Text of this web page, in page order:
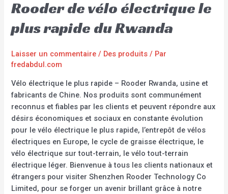
Rooder de vélo électrique le
plus rapide du Rwanda
Laisser un commentaire / Des produits / Par
fredabdul.com
Vélo électrique le plus rapide – Rooder Rwanda, usine et
fabricants de Chine. Nos produits sont communément
reconnus et fiables par les clients et peuvent répondre aux
désirs économiques et sociaux en constante évolution
pour le vélo électrique le plus rapide, l’entrepôt de vélos
électriques en Europe, le cycle de graisse électrique, le
vélo électrique sur tout-terrain, le vélo tout-terrain
électrique léger. Bienvenue à tous les clients nationaux et
étrangers pour visiter Shenzhen Rooder Technology Co
Limited, pour se forger un avenir brillant grâce à notre